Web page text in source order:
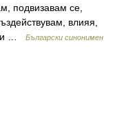
подвизавам се,
влияя,
…
Български синонимен